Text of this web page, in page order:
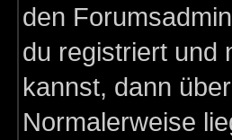
den
du registriert und
kannst, dann
Normalerweise